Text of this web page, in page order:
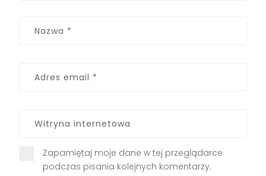
Zapamiętaj moje dane w tej przeglądarce
podczas pisania kolejnych komentarzy.